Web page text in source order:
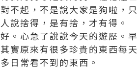
對不起，不是說大家是狗啦，
人說捨得，是有捨，才有得。
好。心急了說說今天的遊歷。
其實原來有很多珍貴的東西每
多日常看不到的東西。